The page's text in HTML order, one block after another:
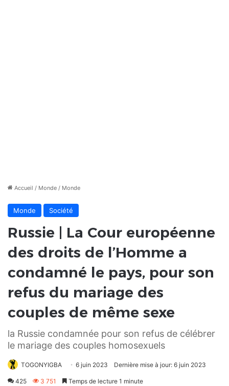
Accueil / Monde / Monde
Monde Société
Russie | La Cour européenne
des droits de l’Homme a
condamné le pays, pour son
refus du mariage des
couples de même sexe
la Russie condamnée pour son refus de célébrer
le mariage des couples homosexuels
TOGONYIGBA 6 juin 2023 Dernière mise à jour: 6 juin 2023
425 3 751 Temps de lecture 1 minute